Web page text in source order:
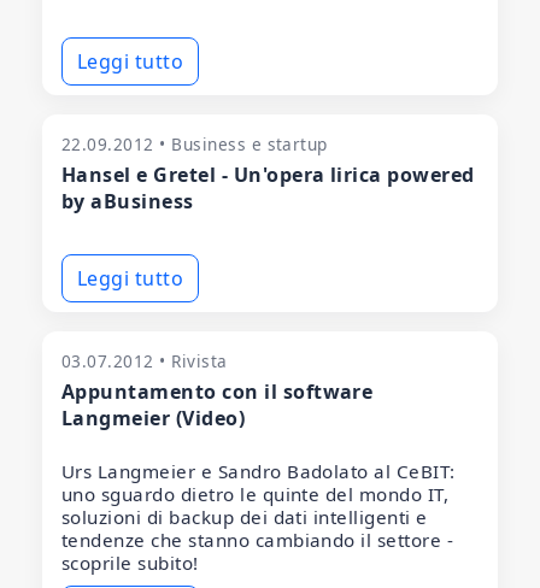
Leggi tutto
22.09.2012 • Business e startup
Hansel e Gretel - Un'opera lirica powered
by aBusiness
Leggi tutto
03.07.2012 • Rivista
Appuntamento con il software
Langmeier (Video)
Urs Langmeier e Sandro Badolato al CeBIT:
uno sguardo dietro le quinte del mondo IT,
soluzioni di backup dei dati intelligenti e
tendenze che stanno cambiando il settore -
scoprile subito!